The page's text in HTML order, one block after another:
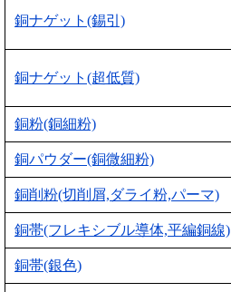
銅ナゲット(錫引)
銅ナゲット(超低質)
銅粉(銅細粉)
銅パウダー(銅微細粉)
銅削粉(切削屑,ダライ粉,パーマ)
銅帯(フレキシブル導体,平編銅線)
銅帯(銀色)